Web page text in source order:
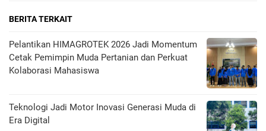
BERITA TERKAIT
Pelantikan HIMAGROTEK 2026 Jadi Momentum
Cetak Pemimpin Muda Pertanian dan Perkuat
Kolaborasi Mahasiswa
Teknologi Jadi Motor Inovasi Generasi Muda di
Era Digital